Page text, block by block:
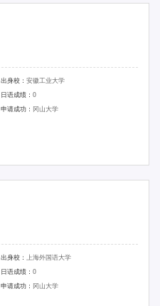
出身校： 安徽工业大学
日语成绩： 0
申请成功： 冈山大学
出身校： 上海外国语大学
日语成绩： 0
申请成功： 冈山大学